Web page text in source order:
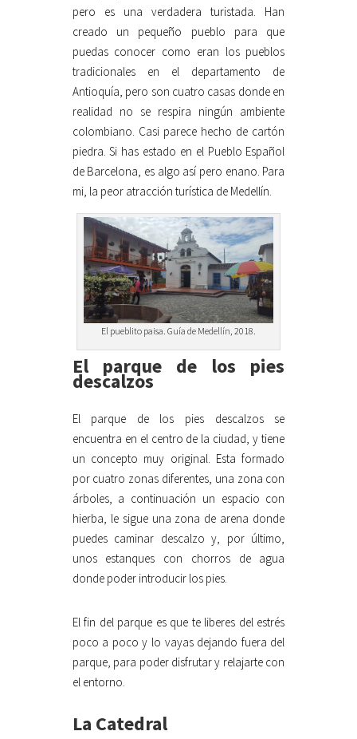
pero es una verdadera turistada. Han
creado un pequeño pueblo para que
puedas conocer como eran los pueblos
tradicionales en el departamento de
Antioquía, pero son cuatro casas donde en
realidad no se respira ningún ambiente
colombiano. Casi parece hecho de cartón
piedra. Si has estado en el Pueblo Español
de Barcelona, es algo así pero enano. Para
mi, la peor atracción turística de Medellín.
El pueblito paisa. Guía de Medellín, 2018.
El parque de los pies
descalzos
El parque de los pies descalzos se
encuentra en el centro de la ciudad, y tiene
un concepto muy original. Esta formado
por cuatro zonas diferentes, una zona con
árboles, a continuación un espacio con
hierba, le sigue una zona de arena donde
puedes caminar descalzo y, por último,
unos estanques con chorros de agua
donde poder introducir los pies.
El fin del parque es que te liberes del estrés
poco a poco y lo vayas dejando fuera del
parque, para poder disfrutar y relajarte con
el entorno.
La Catedral